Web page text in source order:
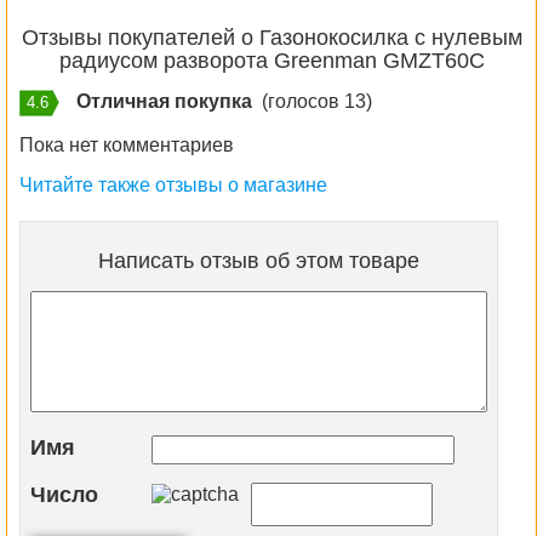
Отзывы покупателей о Газонокосилка с нулевым
радиусом разворота Greenman GMZT60C
4.6 Отличная покупка (голосов 13)
Пока нет комментариев
Читайте также отзывы о магазине
Написать отзыв об этом товаре
Имя
Число